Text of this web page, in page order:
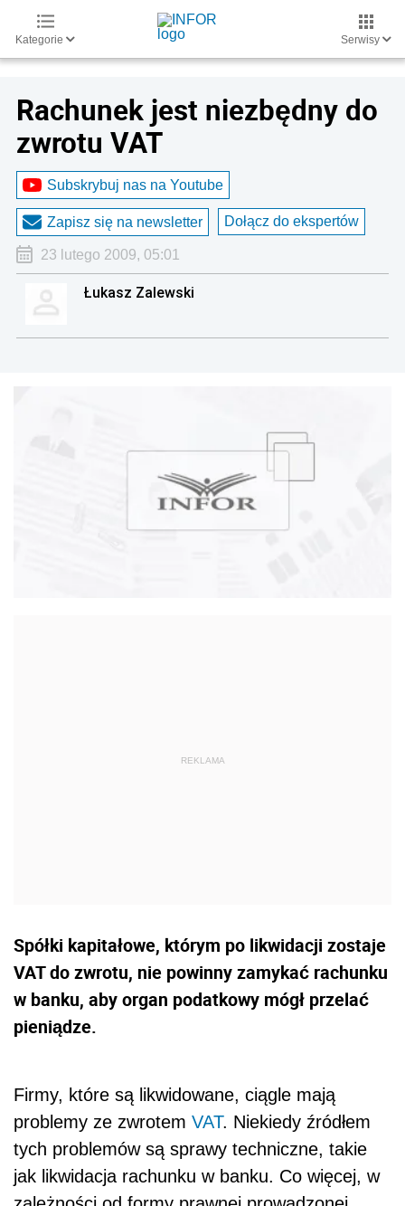
Kategorie Serwisy
Rachunek jest niezbędny do
zwrotu VAT
Subskrybuj nas na Youtube
Zapisz się na newsletter Dołącz do ekspertów
23 lutego 2009, 05:01
Łukasz Zalewski
Spółki kapitałowe, którym po likwidacji zostaje
VAT do zwrotu, nie powinny zamykać rachunku
w banku, aby organ podatkowy mógł przelać
pieniądze.
Firmy, które są likwidowane, ciągle mają
problemy ze zwrotem VAT. Niekiedy źródłem
tych problemów są sprawy techniczne, takie
jak likwidacja rachunku w banku. Co więcej, w